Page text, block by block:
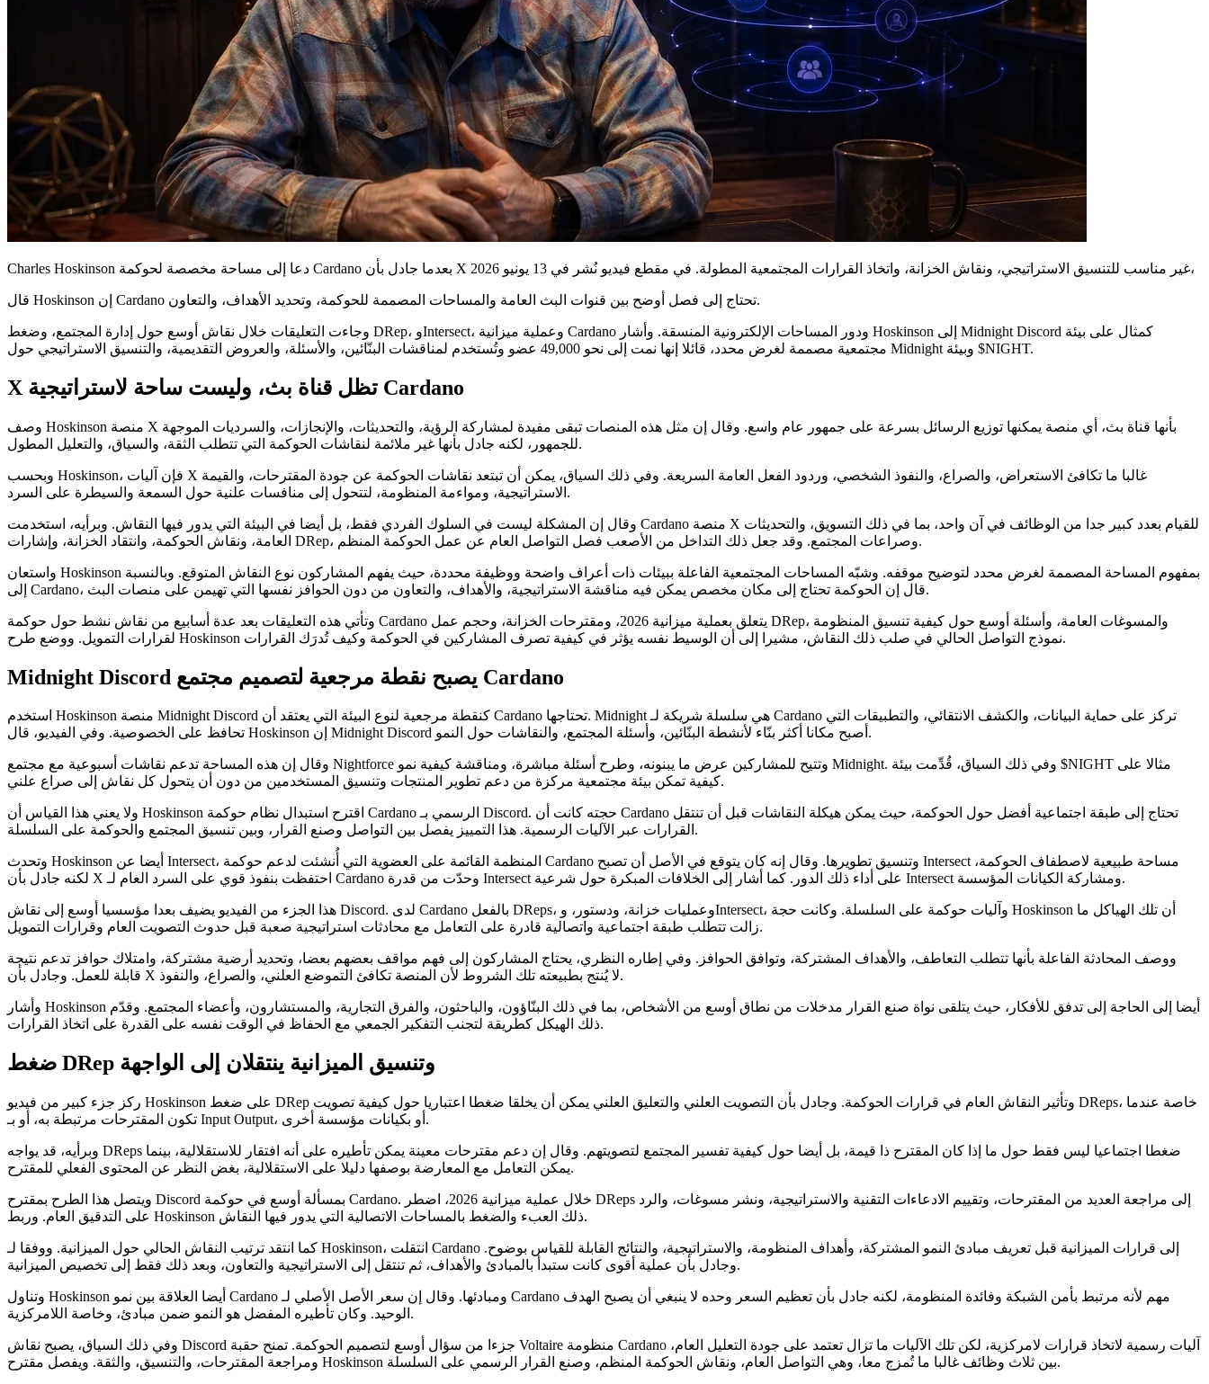
Charles Hoskinson دعا إلى مساحة مخصصة لحوكمة Cardano بعدما جادل بأن X غير مناسب للتنسيق الاستراتيجي، ونقاش الخزانة، واتخاذ القرارات المجتمعية المطولة. في مقطع فيديو نُشر في 13 يونيو 2026،
قال Hoskinson إن Cardano تحتاج إلى فصل أوضح بين قنوات البث العامة والمساحات المصممة للحوكمة، وتحديد الأهداف، والتعاون.
وجاءت التعليقات خلال نقاش أوسع حول إدارة المجتمع، وضغط DRep، وIntersect، وعملية ميزانية Cardano ودور المساحات الإلكترونية المنسقة. وأشار Hoskinson إلى Midnight Discord كمثال على بيئة
مجتمعية مصممة لغرض محدد، قائلا إنها نمت إلى نحو 49,000 عضو وتُستخدم لمناقشات البنّائين، والأسئلة، والعروض التقديمية، والتنسيق الاستراتيجي حول Midnight وبيئة $NIGHT.
X تظل قناة بث، وليست ساحة لاستراتيجية Cardano
وصف Hoskinson منصة X بأنها قناة بث، أي منصة يمكنها توزيع الرسائل بسرعة على جمهور عام واسع. وقال إن مثل هذه المنصات تبقى مفيدة لمشاركة الرؤية، والتحديثات، والإنجازات، والسرديات الموجهة
للجمهور، لكنه جادل بأنها غير ملائمة لنقاشات الحوكمة التي تتطلب الثقة، والسياق، والتعليل المطول.
وبحسب Hoskinson، فإن آليات X غالبا ما تكافئ الاستعراض، والصراع، والنفوذ الشخصي، وردود الفعل العامة السريعة. وفي ذلك السياق، يمكن أن تبتعد نقاشات الحوكمة عن جودة المقترحات، والقيمة
الاستراتيجية، ومواءمة المنظومة، لتتحول إلى منافسات علنية حول السمعة والسيطرة على السرد.
وقال إن المشكلة ليست في السلوك الفردي فقط، بل أيضا في البيئة التي يدور فيها النقاش. وبرأيه، استخدمت Cardano منصة X للقيام بعدد كبير جدا من الوظائف في آن واحد، بما في ذلك التسويق، والتحديثات
العامة، ونقاش الحوكمة، وانتقاد الخزانة، وإشارات DRep، وصراعات المجتمع. وقد جعل ذلك التداخل من الأصعب فصل التواصل العام عن عمل الحوكمة المنظم.
واستعان Hoskinson بمفهوم المساحة المصممة لغرض محدد لتوضيح موقفه. وشبّه المساحات المجتمعية الفاعلة ببيئات ذات أعراف واضحة ووظيفة محددة، حيث يفهم المشاركون نوع النقاش المتوقع. وبالنسبة
إلى Cardano، قال إن الحوكمة تحتاج إلى مكان مخصص يمكن فيه مناقشة الاستراتيجية، والأهداف، والتعاون من دون الحوافز نفسها التي تهيمن على منصات البث.
وتأتي هذه التعليقات بعد عدة أسابيع من نقاش نشط حول حوكمة Cardano يتعلق بعملية ميزانية 2026، ومقترحات الخزانة، وحجم عمل DRep، والمسوغات العامة، وأسئلة أوسع حول كيفية تنسيق المنظومة
لقرارات التمويل. ووضع طرح Hoskinson نموذج التواصل الحالي في صلب ذلك النقاش، مشيرا إلى أن الوسيط نفسه يؤثر في كيفية تصرف المشاركين في الحوكمة وكيف تُدرَك القرارات.
Midnight Discord يصبح نقطة مرجعية لتصميم مجتمع Cardano
استخدم Hoskinson منصة Midnight Discord كنقطة مرجعية لنوع البيئة التي يعتقد أن Cardano تحتاجها. Midnight هي سلسلة شريكة لـ Cardano تركز على حماية البيانات، والكشف الانتقائي، والتطبيقات التي
تحافظ على الخصوصية. وفي الفيديو، قال Hoskinson إن Midnight Discord أصبح مكانا أكثر بنّاء لأنشطة البنّائين، وأسئلة المجتمع، والنقاشات حول النمو.
وقال إن هذه المساحة تدعم نقاشات أسبوعية مع مجتمع Nightforce وتتيح للمشاركين عرض ما يبنونه، وطرح أسئلة مباشرة، ومناقشة كيفية نمو Midnight. وفي ذلك السياق، قُدِّمت بيئة $NIGHT مثالا على
كيفية تمكن بيئة مجتمعية مركزة من دعم تطوير المنتجات وتنسيق المستخدمين من دون أن يتحول كل نقاش إلى صراع علني.
ولا يعني هذا القياس أن Hoskinson اقترح استبدال نظام حوكمة Cardano الرسمي بـ Discord. حجته كانت أن Cardano تحتاج إلى طبقة اجتماعية أفضل حول الحوكمة، حيث يمكن هيكلة النقاشات قبل أن تنتقل
القرارات عبر الآليات الرسمية. هذا التمييز يفصل بين التواصل وصنع القرار، وبين تنسيق المجتمع والحوكمة على السلسلة.
وتحدث Hoskinson أيضا عن Intersect، المنظمة القائمة على العضوية التي أُنشئت لدعم حوكمة Cardano وتنسيق تطويرها. وقال إنه كان يتوقع في الأصل أن تصبح Intersect مساحة طبيعية لاصطفاف الحوكمة،
لكنه جادل بأن X احتفظت بنفوذ قوي على السرد العام لـ Cardano وحدّت من قدرة Intersect على أداء ذلك الدور. كما أشار إلى الخلافات المبكرة حول شرعية Intersect ومشاركة الكيانات المؤسسة.
هذا الجزء من الفيديو يضيف بعدا مؤسسيا أوسع إلى نقاش Discord. لدى Cardano بالفعل DReps، وعمليات خزانة، ودستور، وIntersect، وآليات حوكمة على السلسلة. وكانت حجة Hoskinson أن تلك الهياكل ما
زالت تتطلب طبقة اجتماعية واتصالية قادرة على التعامل مع محادثات استراتيجية صعبة قبل حدوث التصويت العام وقرارات التمويل.
ووصف المحادثة الفاعلة بأنها تتطلب التعاطف، والأهداف المشتركة، وتوافق الحوافز. وفي إطاره النظري، يحتاج المشاركون إلى فهم مواقف بعضهم بعضا، وتحديد أرضية مشتركة، وامتلاك حوافز تدعم نتيجة
قابلة للعمل. وجادل بأن X لا يُنتج بطبيعته تلك الشروط لأن المنصة تكافئ التموضع العلني، والصراع، والنفوذ.
وأشار Hoskinson أيضا إلى الحاجة إلى تدفق للأفكار، حيث يتلقى نواة صنع القرار مدخلات من نطاق أوسع من الأشخاص، بما في ذلك البنّاؤون، والباحثون، والفرق التجارية، والمستشارون، وأعضاء المجتمع. وقدّم
ذلك الهيكل كطريقة لتجنب التفكير الجمعي مع الحفاظ في الوقت نفسه على القدرة على اتخاذ القرارات.
ضغط DRep وتنسيق الميزانية ينتقلان إلى الواجهة
ركز جزء كبير من فيديو Hoskinson على ضغط DRep وتأثير النقاش العام في قرارات الحوكمة. وجادل بأن التصويت العلني والتعليق العلني يمكن أن يخلقا ضغطا اعتباريا حول كيفية تصويت DReps، خاصة عندما
تكون المقترحات مرتبطة به، أو بـ Input Output، أو بكيانات مؤسسة أخرى.
وبرأيه، قد يواجه DReps ضغطا اجتماعيا ليس فقط حول ما إذا كان المقترح ذا قيمة، بل أيضا حول كيفية تفسير المجتمع لتصويتهم. وقال إن دعم مقترحات معينة يمكن تأطيره على أنه افتقار للاستقلالية، بينما
يمكن التعامل مع المعارضة بوصفها دليلا على الاستقلالية، بغض النظر عن المحتوى الفعلي للمقترح.
ويتصل هذا الطرح بمقترح Discord بمسألة أوسع في حوكمة Cardano. خلال عملية ميزانية 2026، اضطر DReps إلى مراجعة العديد من المقترحات، وتقييم الادعاءات التقنية والاستراتيجية، ونشر مسوغات، والرد
على التدقيق العام. وربط Hoskinson ذلك العبء والضغط بالمساحات الاتصالية التي يدور فيها النقاش.
كما انتقد ترتيب النقاش الحالي حول الميزانية. ووفقا لـ Hoskinson، انتقلت Cardano إلى قرارات الميزانية قبل تعريف مبادئ النمو المشتركة، وأهداف المنظومة، والاستراتيجية، والنتائج القابلة للقياس بوضوح.
وجادل بأن عملية أقوى كانت ستبدأ بالمبادئ والأهداف، ثم تنتقل إلى الاستراتيجية والتعاون، وبعد ذلك فقط إلى تخصيص الميزانية.
وتناول Hoskinson أيضا العلاقة بين نمو Cardano ومبادئها. وقال إن سعر الأصل الأصلي لـ Cardano مهم لأنه مرتبط بأمن الشبكة وفائدة المنظومة، لكنه جادل بأن تعظيم السعر وحده لا ينبغي أن يصبح الهدف
الوحيد. وكان تأطيره المفضل هو النمو ضمن مبادئ، وخاصة اللامركزية.
وفي ذلك السياق، يصبح نقاش Discord جزءا من سؤال أوسع لتصميم الحوكمة. تمنح حقبة Voltaire منظومة Cardano آليات رسمية لاتخاذ قرارات لامركزية، لكن تلك الآليات ما تزال تعتمد على جودة التعليل العام،
ومراجعة المقترحات، والتنسيق، والثقة. ويفصل مقترح Hoskinson بين ثلاث وظائف غالبا ما تُمزج معا، وهي التواصل العام، ونقاش الحوكمة المنظم، وصنع القرار الرسمي على السلسلة.